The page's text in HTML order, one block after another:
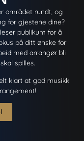
området rundt, og
for gjestene dine?
publikum for å
på ditt ønske for
med arrangør bli
spilles.
klart at god musikk